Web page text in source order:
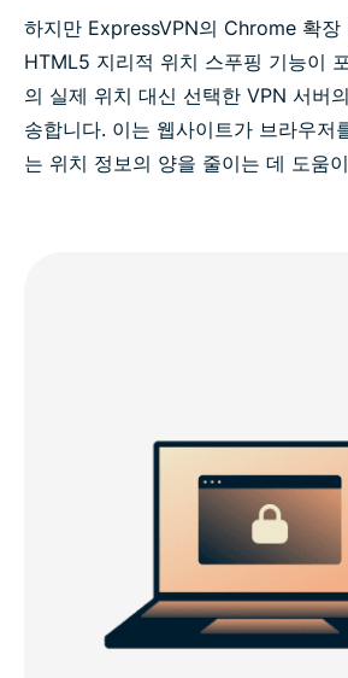
하지만 ExpressVPN의 Chrome 확장
HTML5 지리적 위치 스푸핑 기능이
의 실제 위치 대신 선택한 VPN 서버
송합니다. 이는 웹사이트가 브라우저
는 위치 정보의 양을 줄이는 데 도움